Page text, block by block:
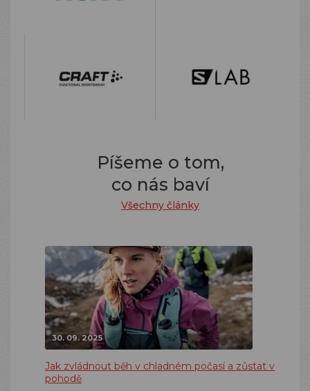
Píšeme o tom,
co nás baví
Všechny články
30. 09. 2025
Jak zvládnout běh v chladném počasí a zůstat v
pohodě